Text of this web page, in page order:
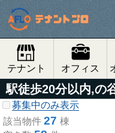
テナント オフィス
駅徒歩20分以内,の
募集中のみ表示
該当物件 27 棟